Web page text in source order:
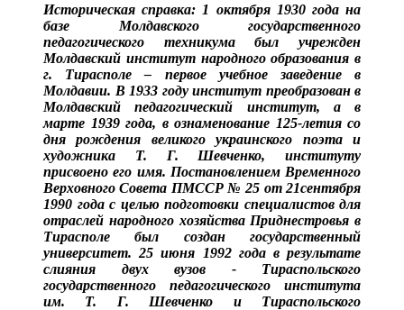
Историческая справка: 1 октября 1930 года на
базе Молдавского государственного
педагогического техникума был учрежден
Молдавский институт народного образования в
г. Тирасполе – первое учебное заведение в
Молдавии. В 1933 году институт преобразован в
Молдавский педагогический институт, а в
марте 1939 года, в ознаменование 125-летия со
дня рождения великого украинского поэта и
художника Т. Г. Шевченко, институту
присвоено его имя. Постановлением Временного
Верховного Совета ПМССР № 25 от 21сентября
1990 года с целью подготовки специалистов для
отраслей народного хозяйства Приднестровья в
Тирасполе был создан государственный
университет. 25 июня 1992 года в результате
слияния двух вузов - Тираспольского
государственного педагогического института
им. Т. Г. Шевченко и Тираспольского